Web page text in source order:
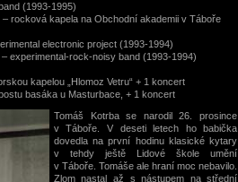
(1993-1995)
rocková kapela na Obchodní akademii v Táboře
electronic project (1993-1994)
experimental-rock-noisy band (1993-1994)
kapelou „Hlomoz Vetru“ + 1 koncert
basáka u Masturbace, + 1 koncert
Tomáš Kotrba se narodil 26. prosince
v Táboře. V deseti letech ho babička
dovedla na první hodinu klasické kytary
v tehdy ještě Lidové škole umění
v Táboře. Tomáše ale hraní moc nebavilo.
Zlom nastal až s nástupem na střední